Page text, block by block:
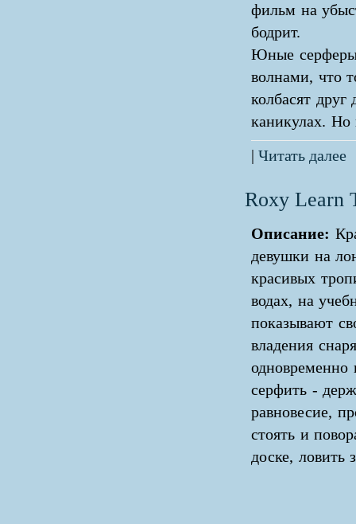
фильм на
бодрит.
Юные серферы
волнами, что
колбасят
каникулах. Но
|Читать далее
Roxy Learn
Описание:
девушки на
красивых
водах, на
показывают
владения
одновременно
серфить -
равновесие,
стоять и
доске, ловить